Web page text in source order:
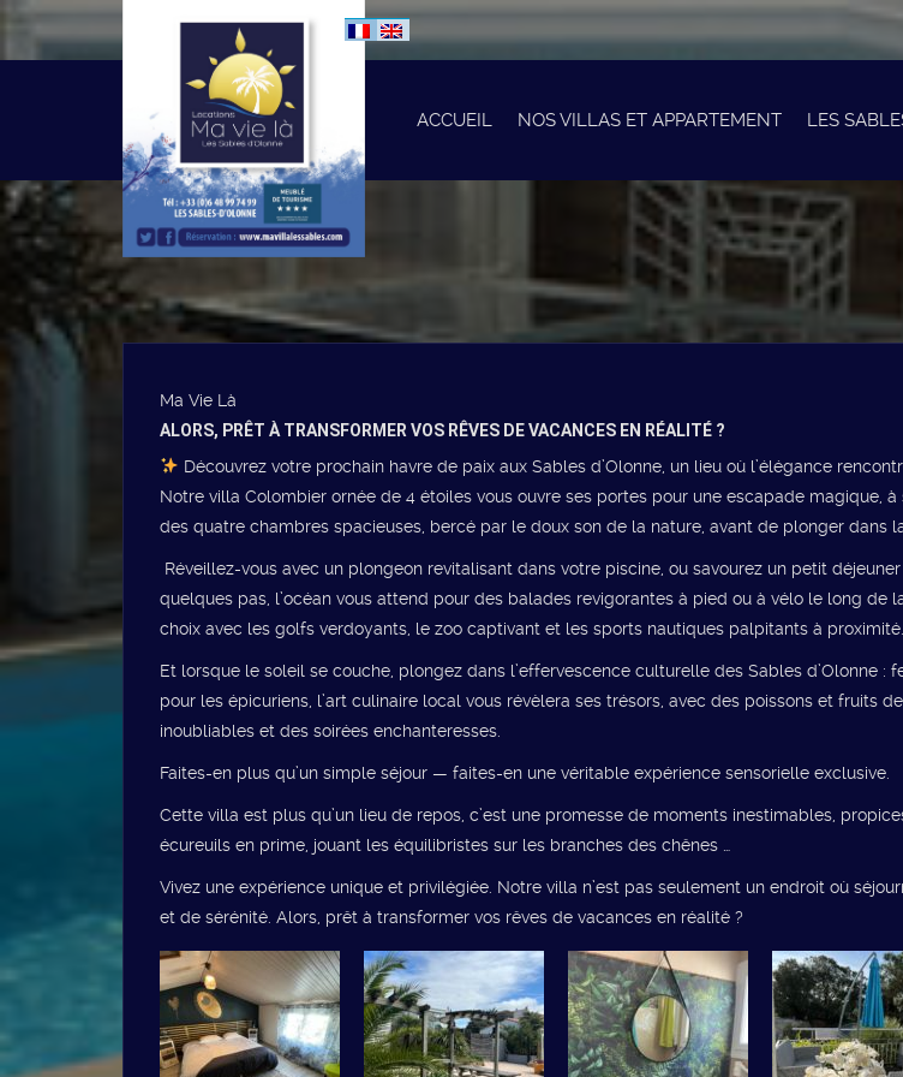
ACCUEIL NOS VILLAS ET APPARTEMENT LES
Ma Vie Là
ALORS, PRÊT À TRANSFORMER VOS RÊVES DE VACANCES EN RÉALITÉ ?
Découvrez votre prochain havre de paix aux Sables d’Olonne, un lieu où l’élégance
Notre villa Colombier ornée de 4 étoiles vous ouvre ses portes pour une escapade magique,
des quatre chambres spacieuses, bercé par le doux son de la nature, avant de plonger dans
Réveillez-vous avec un plongeon revitalisant dans votre piscine, ou savourez un petit
quelques pas, l’océan vous attend pour des balades revigorantes à pied ou à vélo le long
choix avec les golfs verdoyants, le zoo captivant et les sports nautiques palpitants à proximité.
Et lorsque le soleil se couche, plongez dans l’effervescence culturelle des Sables d’Olonne :
pour les épicuriens, l’art culinaire local vous révèlera ses trésors, avec des poissons et fruits
inoubliables et des soirées enchanteresses.
Faites-en plus qu’un simple séjour — faites-en une véritable expérience sensorielle exclusive.
Cette villa est plus qu’un lieu de repos, c’est une promesse de moments inestimables,
écureuils en prime, jouant les équilibristes sur les branches des chênes …
Vivez une expérience unique et privilégiée. Notre villa n’est pas seulement un endroit où
et de sérénité. Alors, prêt à transformer vos rêves de vacances en réalité ?